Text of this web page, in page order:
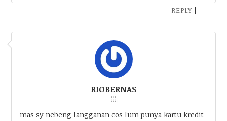
REPLY ↓
RIOBERNAS
mas sy nebeng langganan cos lum punya kartu kredit